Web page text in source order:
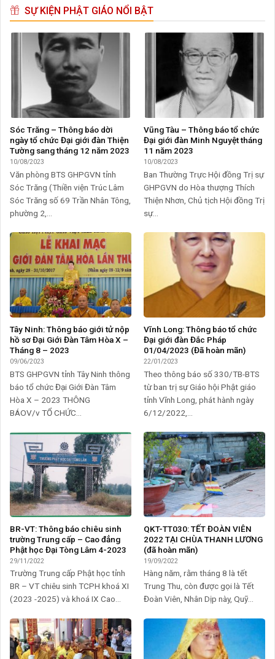
SỰ KIỆN PHẬT GIÁO NỔI BẬT
Sóc Trăng – Thông báo dời
ngày tổ chức Đại giới đàn Thiện
Tường sang tháng 12 năm 2023
10/08/2023
Văn phòng BTS GHPGVN tỉnh
Sóc Trăng (Thiền viện Trúc Lâm
Sóc Trăng số 69 Trần Nhân Tông,
phường 2,...
Vũng Tàu – Thông báo tổ chức
Đại giới đàn Minh Nguyệt tháng
11 năm 2023
10/08/2023
Ban Thường Trực Hội đồng Trị sự
GHPGVN do Hòa thượng Thích
Thiện Nhơn, Chủ tịch Hội đồng Trị
sự...
Tây Ninh: Thông báo giới tử nộp
hồ sơ Đại Giới Đàn Tâm Hòa X –
Tháng 8 – 2023
09/06/2023
BTS GHPGVN tỉnh Tây Ninh thông
báo tổ chức Đại Giới Đàn Tâm
Hòa X – 2023 THÔNG
BÁOV/v TỔ CHỨC...
Vĩnh Long: Thông báo tổ chức
Đại giới đàn Đắc Pháp
01/04/2023 (Đã hoàn mãn)
22/01/2023
Theo thông báo số 330/TB-BTS
từ ban trị sự Giáo hội Phật giáo
tỉnh Vĩnh Long, phát hành ngày
6/12/2022,...
BR-VT: Thông báo chiêu sinh
trường Trung cấp – Cao đẳng
Phật học Đại Tòng Lâm 4-2023
29/11/2022
Trường Trung cấp Phật học tỉnh
BR – VT chiêu sinh TCPH khoá XI
(2023 -2025) và khoá IX Cao...
QKT-TT030: TẾT ĐOÀN VIÊN
2022 TẠI CHÙA THANH LƯƠNG
(đã hoàn mãn)
19/09/2022
Hàng năm, rằm tháng 8 là tết
Trung Thu, còn được gọi là Tết
Đoàn Viên, Nhân Dịp này, Quỹ...